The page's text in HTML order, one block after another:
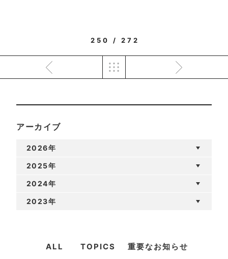
250 / 272
アーカイブ
2026年
2025年
2024年
2023年
ALL TOPICS
重要なお知らせ